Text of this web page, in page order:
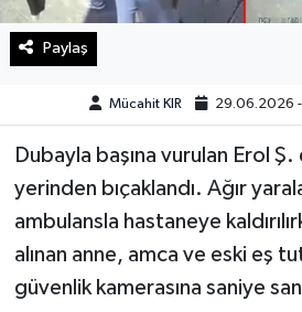
Paylaş
Mücahit KIR 29.06.2026 -
Dubayla başına vurulan Erol Ş.
yerinden bıçaklandı. Ağır
ambulansla hastaneye
alınan anne, amca ve eski eş
güvenlik kamerasına saniye
Spor
Teknoloji
KAHRAMANMARAŞ